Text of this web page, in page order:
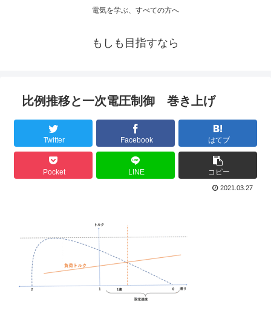
電気を学ぶ、すべての方へ
もしも目指すなら
比例推移と一次電圧制御 巻き上げ
Twitter Facebook はてブ
Pocket LINE コピー
2021.03.27